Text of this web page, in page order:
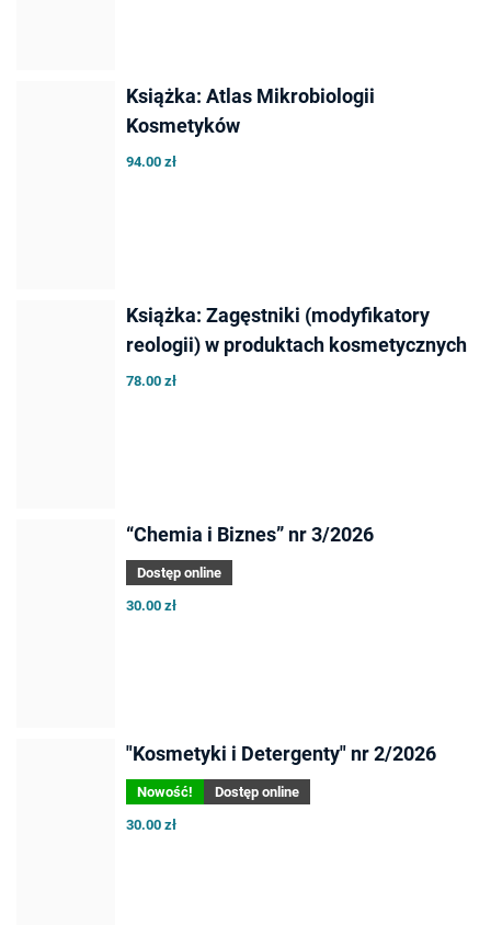
Książka: Atlas Mikrobiologii
Kosmetyków
94.00 zł
Książka: Zagęstniki (modyfikatory
reologii) w produktach kosmetycznych
78.00 zł
“Chemia i Biznes” nr 3/2026
Dostęp online
30.00 zł
"Kosmetyki i Detergenty" nr 2/2026
Nowość!
Dostęp online
30.00 zł